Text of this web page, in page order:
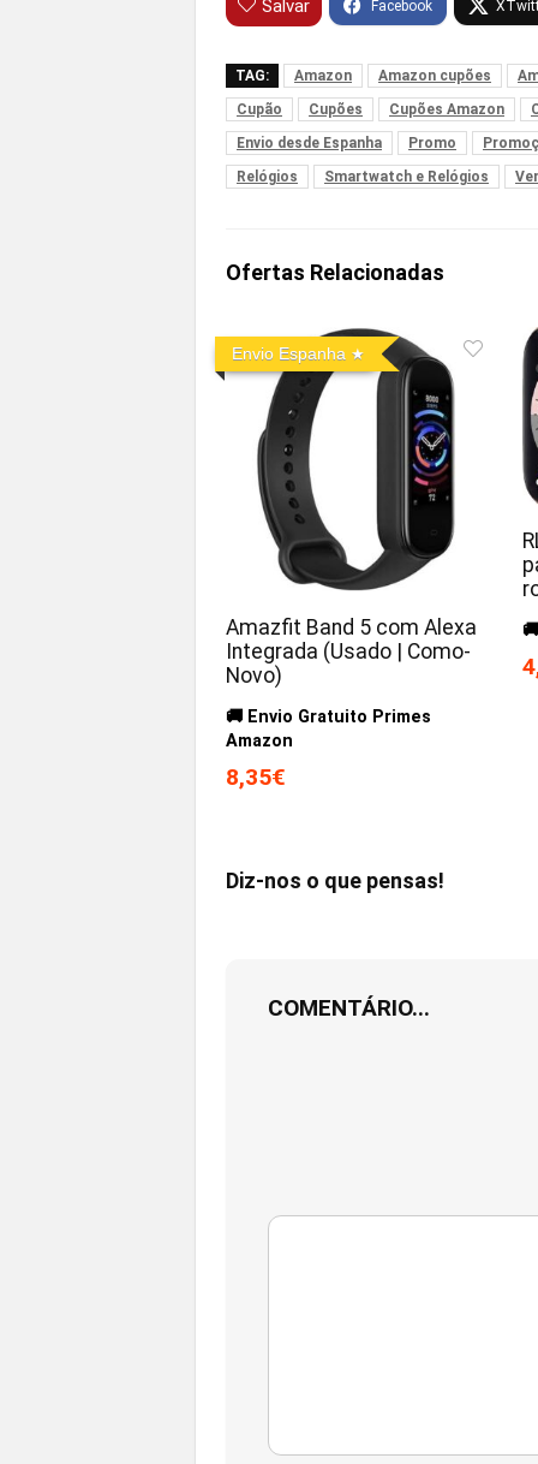
Salvar
TAG: Amazon Amazon cupões
Cupão
Cupões Cupões Amazon
Envio desde Espanha
Promo
Relógios
Smartwatch e Relógios
Ofertas Relacionadas
Envio Espanha
Amazfit Band 5 com Alexa
Integrada (Usado | Como-
Novo)
🚚 Envio Gratuito Primes
Amazon
8,35€
Diz-nos o que pensas!
COMENTÁRIO...